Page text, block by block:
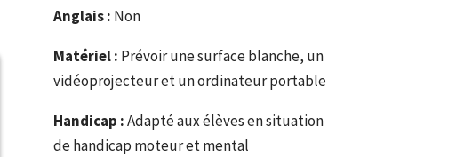
Anglais : Non
Matériel : Prévoir une surface blanche, un
vidéoprojecteur et un ordinateur portable
Handicap :Adapté aux élèves en situation
de handicap moteur et mental